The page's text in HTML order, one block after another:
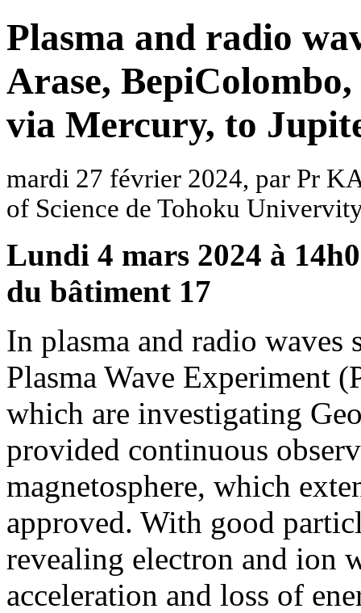
Plasma and radio
Arase,
via Mercury, to
mardi 27 février 2024, par Pr
of Science de Tohoku
Lundi 4 mars 2024 à
du bâtiment 17
In plasma and radio waves
Plasma Wave Experiment
which are investigating
provided continuous
magnetosphere, which
approved. With good
revealing electron and ion
acceleration and loss of